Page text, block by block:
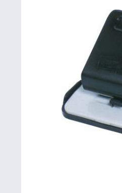
Kennzeichnungsmittel
Verpackungsmaterial
Betriebsausstattung &
Tragetaschen &